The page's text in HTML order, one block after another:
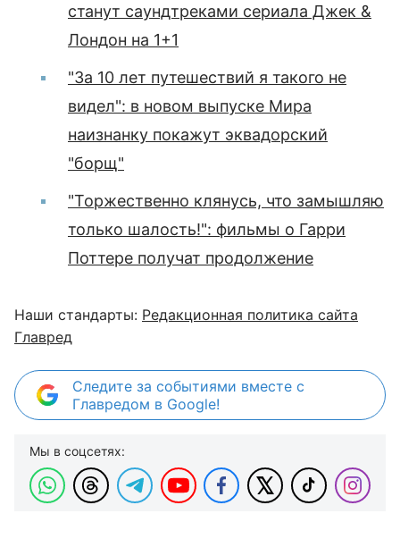
станут саундтреками сериала Джек &
Лондон на 1+1
"За 10 лет путешествий я такого не
видел": в новом выпуске Мира
наизнанку покажут эквадорский
"борщ"
"Торжественно клянусь, что замышляю
только шалость!": фильмы о Гарри
Поттере получат продолжение
Наши стандарты: Редакционная политика сайта
Главред
Следите за событиями вместе с
Главредом в Google!
Мы в соцсетях: